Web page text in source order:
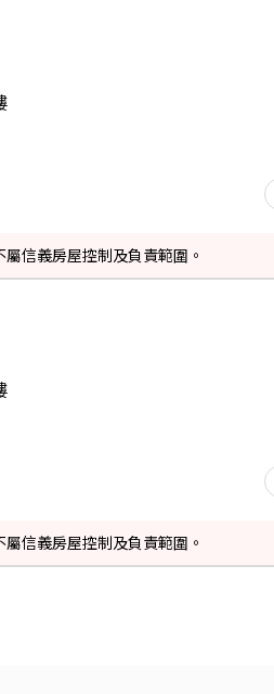
信義房屋控制及負責範圍。
信義房屋控制及負責範圍。